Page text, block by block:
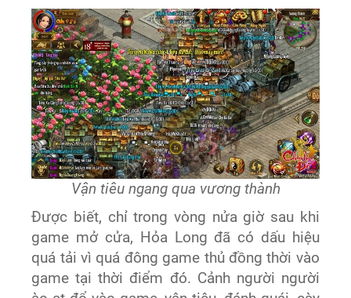
Vận tiêu ngang qua vương thành
Được biết, chỉ trong vòng nửa giờ sau khi
game mở cửa, Hỏa Long đã có dấu hiệu
quá tải vì quá đông game thủ đồng thời vào
game tại thời điểm đó. Cảnh người người